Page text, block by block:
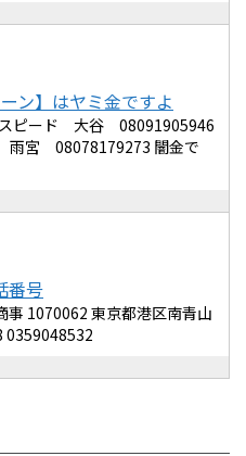
ン】はヤミ金ですよ
ピード 大谷 08091905946
宮 08078179273 闇金で
番号
事 1070062 東京都港区南青山
0359048532